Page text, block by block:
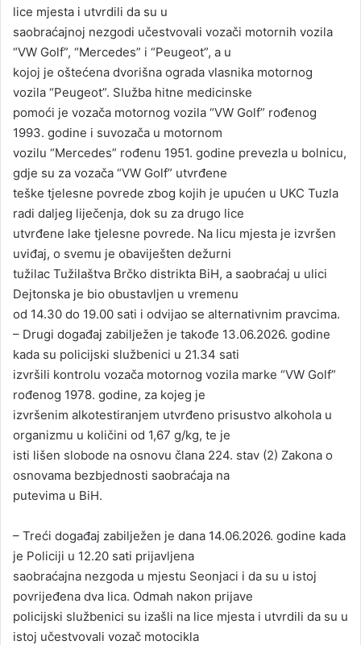
lice mjesta i utvrdili da su u
saobraćajnoj nezgodi učestvovali vozači motornih vozila
“VW Golf”, “Mercedes” i “Peugeot”, a u
kojoj je oštećena dvorišna ograda vlasnika motornog
vozila “Peugeot”. Služba hitne medicinske
pomoći je vozača motornog vozila “VW Golf” rođenog
1993. godine i suvozača u motornom
vozilu “Mercedes” rođenu 1951. godine prevezla u bolnicu,
gdje su za vozača “VW Golf” utvrđene
teške tjelesne povrede zbog kojih je upućen u UKC Tuzla
radi daljeg liječenja, dok su za drugo lice
utvrđene lake tjelesne povrede. Na licu mjesta je izvršen
uviđaj, o svemu je obaviješten dežurni
tužilac Tužilaštva Brčko distrikta BiH, a saobraćaj u ulici
Dejtonska je bio obustavljen u vremenu
od 14.30 do 19.00 sati i odvijao se alternativnim pravcima.
– Drugi događaj zabilježen je takođe 13.06.2026. godine
kada su policijski službenici u 21.34 sati
izvršili kontrolu vozača motornog vozila marke “VW Golf”
rođenog 1978. godine, za kojeg je
izvršenim alkotestiranjem utvrđeno prisustvo alkohola u
organizmu u količini od 1,67 g/kg, te je
isti lišen slobode na osnovu člana 224. stav (2) Zakona o
osnovama bezbjednosti saobraćaja na
putevima u BiH.
– Treći događaj zabilježen je dana 14.06.2026. godine kada
je Policiji u 12.20 sati prijavljena
saobraćajna nezgoda u mjestu Seonjaci i da su u istoj
povrijeđena dva lica. Odmah nakon prijave
policijski službenici su izašli na lice mjesta i utvrdili da su u
istoj učestvovali vozač motocikla